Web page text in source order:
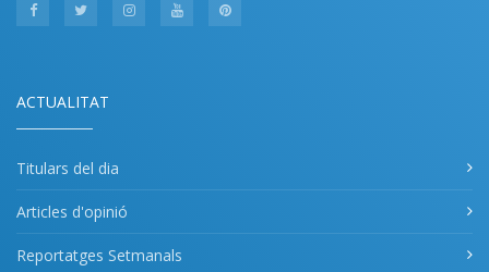
ACTUALITAT
Titulars del dia
Articles d'opinió
Reportatges Setmanals